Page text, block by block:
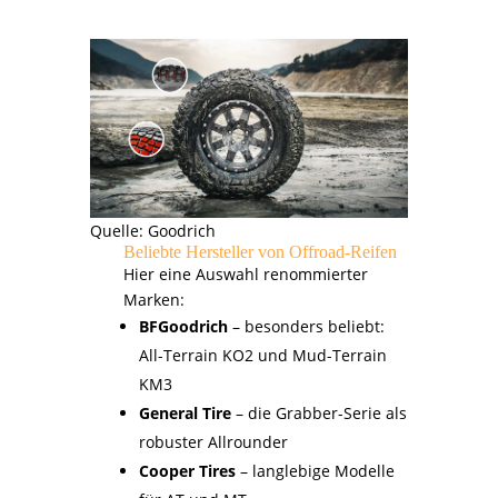
Quelle: Goodrich
Beliebte Hersteller von Offroad-Reifen
Hier eine Auswahl renommierter
Marken:
BFGoodrich– besonders beliebt:
All-Terrain KO2 und Mud-Terrain
KM3
General Tire– die Grabber-Serie als
robuster Allrounder
Cooper Tires– langlebige Modelle